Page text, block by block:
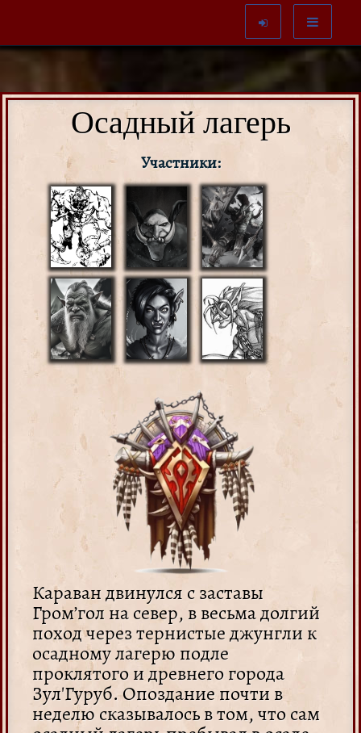
Осадный лагерь
Участники:
Караван двинулся с заставы
Гром’гол на север, в весьма долгий
поход через тернистые джунгли к
осадному лагерю подле
проклятого и древнего города
Зул'Гуруб. Опоздание почти в
неделю сказывалось в том, что сам